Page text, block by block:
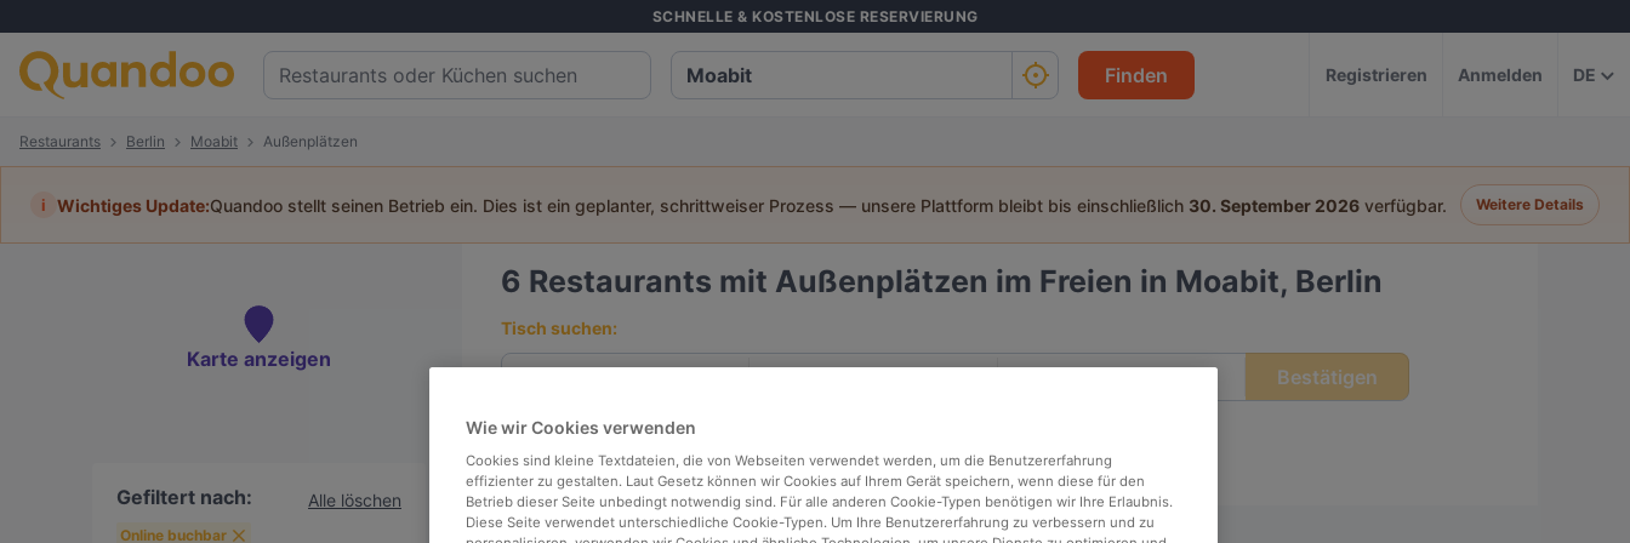
SCHNELLE & KOSTENLOSE RESERVIERUNG
Finden Registrieren Anmelden DE
Restaurants Berlin Moabit Außenplätzen
i Wichtiges Update:Quandoo stellt seinen Betrieb ein. Dies ist ein geplanter, schrittweiser Prozess — unsere Plattform bleibt bis einschließlich 30. September 2026 verfügbar. Weitere Details
Karte anzeigen
Gefiltert nach: Alle löschen
Online buchbar
6 Restaurants mit Außenplätzen im Freien in Moabit, Berlin
Tisch suchen:
Bestätigen
Top bewertet In der Nähe
Relevanz
Wie wir Cookies verwenden
Cookies sind kleine Textdateien, die von Webseiten verwendet werden, um die Benutzererfahrung
effizienter zu gestalten. Laut Gesetz können wir Cookies auf Ihrem Gerät speichern, wenn diese für den
Betrieb dieser Seite unbedingt notwendig sind. Für alle anderen Cookie-Typen benötigen wir Ihre Erlaubnis.
Diese Seite verwendet unterschiedliche Cookie-Typen. Um Ihre Benutzererfahrung zu verbessern und zu